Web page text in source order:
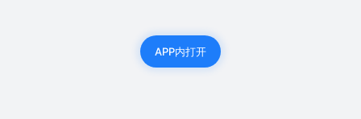
APP内打开